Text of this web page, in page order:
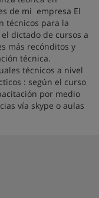
de mi empresa El
técnicos para la
dictado de cursos a
más recónditos y
técnica.
técnicos a nivel
: según el curso
por medio
vía skype o aulas